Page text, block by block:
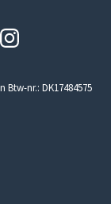
Btw-nr.: DK17484575